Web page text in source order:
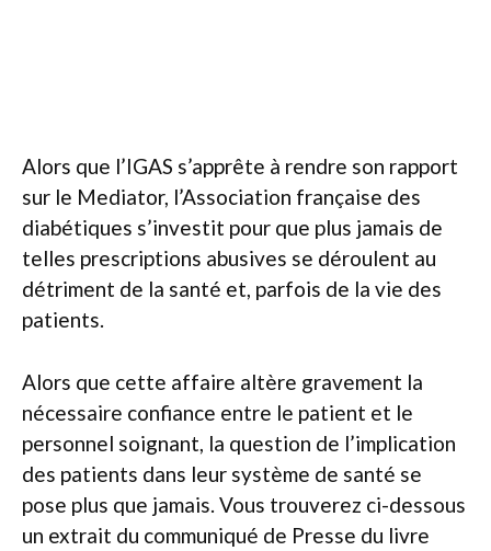
Alors que l’IGAS s’apprête à rendre son rapport
sur le Mediator, l’Association française des
diabétiques s’investit pour que plus jamais de
telles prescriptions abusives se déroulent au
détriment de la santé et, parfois de la vie des
patients.
Alors que cette affaire altère gravement la
nécessaire confiance entre le patient et le
personnel soignant, la question de l’implication
des patients dans leur système de santé se
pose plus que jamais. Vous trouverez ci-dessous
un extrait du communiqué de Presse du livre